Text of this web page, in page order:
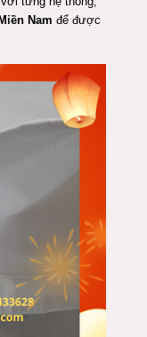
Nam để được